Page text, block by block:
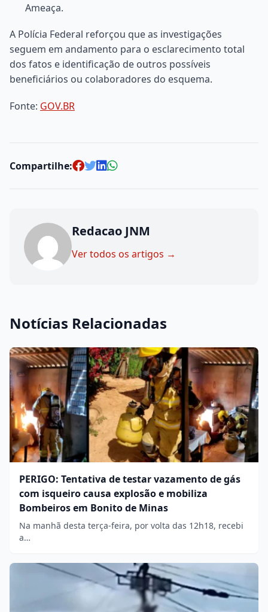
Ameaça.
A Polícia Federal reforçou que as investigações
seguem em andamento para o esclarecimento total
dos fatos e identificação de outros possíveis
beneficiários ou colaboradores do esquema.
Fonte: GOV.BR
Compartilhe:
Redacao JNM
Ver todos os artigos →
Notícias Relacionadas
PERIGO: Tentativa de testar vazamento de gás
com isqueiro causa explosão e mobiliza
Bombeiros em Bonito de Minas
Na manhã desta terça-feira, por volta das 12h18, recebi
a…